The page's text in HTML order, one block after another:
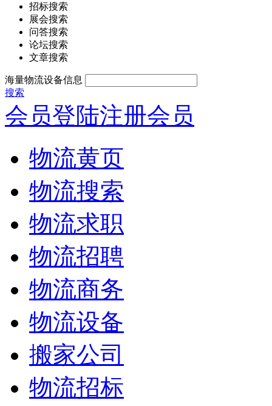
招标搜索
展会搜索
问答搜索
论坛搜索
文章搜索
海量物流设备信息
搜索
会员登陆注册会员
物流黄页
物流搜索
物流求职
物流招聘
物流商务
物流设备
搬家公司
物流招标